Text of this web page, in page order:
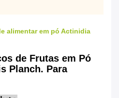
alimentar em pó Actinidia
de Frutas em Pó
Planch. Para